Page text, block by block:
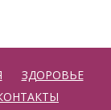
ЗДОРОВЬЕ